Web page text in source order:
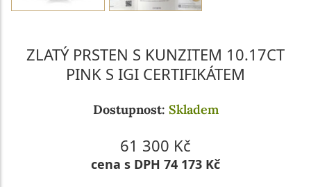
ZLATÝ PRSTEN S KUNZITEM 10.17CT
PINK S IGI CERTIFIKÁTEM
Dostupnost: Skladem
61 300 Kč
cena s DPH 74 173 Kč